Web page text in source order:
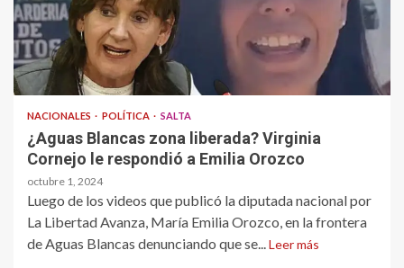
NACIONALES POLÍTICA SALTA
¿Aguas Blancas zona liberada? Virginia
Cornejo le respondió a Emilia Orozco
octubre 1, 2024
Luego de los videos que publicó la diputada nacional por
La Libertad Avanza, María Emilia Orozco, en la frontera
de Aguas Blancas denunciando que se... Leer más